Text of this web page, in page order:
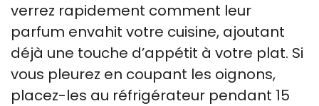
verrez rapidement comment leur
parfum envahit votre cuisine, ajoutant
déjà une touche d’appétit à votre plat. Si
vous pleurez en coupant les oignons,
placez-les au réfrigérateur pendant 15